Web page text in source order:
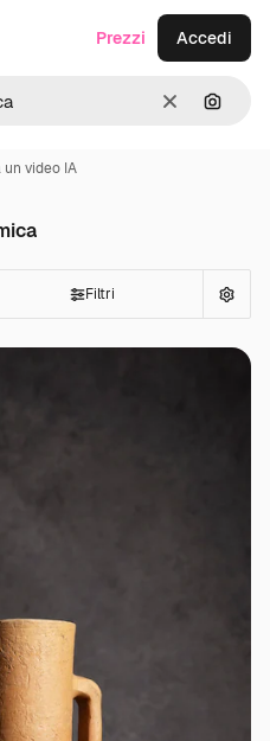
CancellaCerca
Prezzi Accedi
un video IA
Filtri